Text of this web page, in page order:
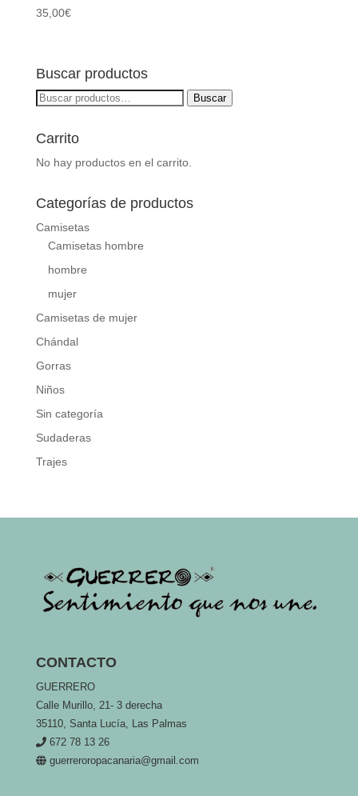
35,00€
Buscar productos
Buscar
Buscar
Carrito
No hay productos en el carrito.
Categorías de productos
Camisetas
Camisetas hombre
hombre
mujer
Camisetas de mujer
Chándal
Gorras
Niños
Sin categoría
Sudaderas
Trajes
CONTACTO
GUERRERO
Calle Murillo, 21- 3 derecha
35110, Santa Lucía, Las Palmas
672 78 13 26
guerreroropacanaria@gmail.com